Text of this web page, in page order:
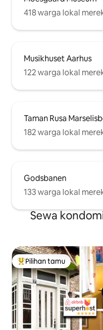
418 warga lokal
Musikhuset Aarhus
122 warga lokal
Taman Rusa
182 warga lokal
Godsbanen
133 warga lokal
Sewa
Pilihan tamu terpopuler
Pilihan tamu